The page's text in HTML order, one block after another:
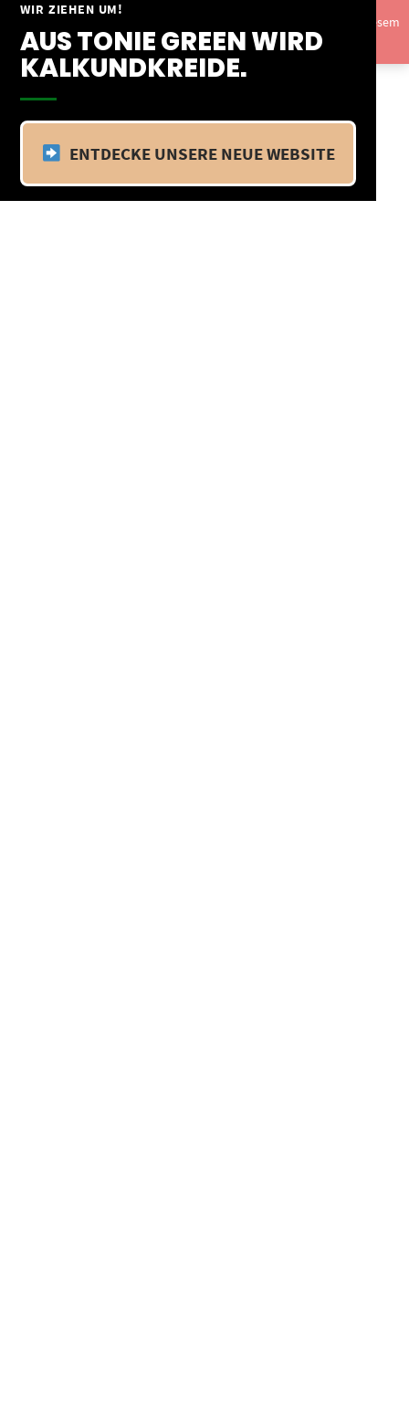
WIR ZIEHEN UM!
AUS TONIE GREEN WIRD
KALKUNDKREIDE.
ENTDECKE UNSERE NEUE WEBSITE
Springe
Inhalt
Vom 09.04.25 - 20.04.25 befinden wir uns im Betriebsurlaub. In diesem
Zeitraum findet kein Versand statt.Ausblenden